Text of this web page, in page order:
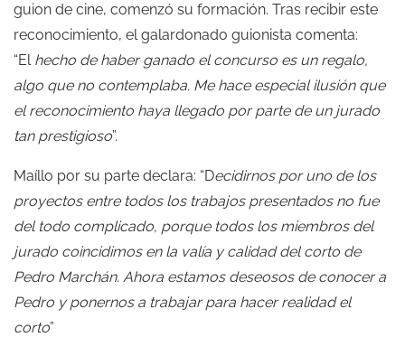
guion de cine, comenzó su formación. Tras recibir este
reconocimiento, el galardonado guionista comenta:
“Elhecho de haber ganado el concurso es un regalo,
algo que no contemplaba. Me hace especial ilusión que
el reconocimiento haya llegado por parte de un jurado
tan prestigioso”.
Maíllo por su parte declara: “Decidirnos por uno de los
proyectos entre todos los trabajos presentados no fue
del todo complicado, porque todos los miembros del
jurado coincidimos en la valía y calidad del corto de
Pedro Marchán. Ahora estamos deseosos de conocer a
Pedro y ponernos a trabajar para hacer realidad el
corto”